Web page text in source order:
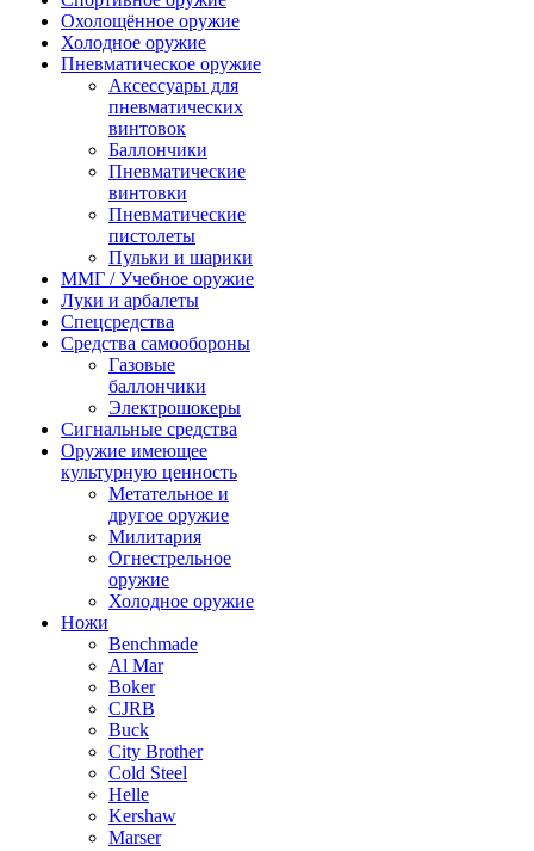
Охолощённое оружие
Холодное оружие
Пневматическое оружие
Аксессуары для
пневматических
винтовок
Баллончики
Пневматические
винтовки
Пневматические
пистолеты
Пульки и шарики
ММГ / Учебное оружие
Луки и арбалеты
Спецсредства
Средства самообороны
Газовые
баллончики
Электрошокеры
Сигнальные средства
Оружие имеющее
культурную ценность
Метательное и
другое оружие
Милитария
Огнестрельное
оружие
Холодное оружие
Ножи
Benchmade
Al Mar
Boker
CJRB
Buck
City Brother
Cold Steel
Helle
Kershaw
Marser